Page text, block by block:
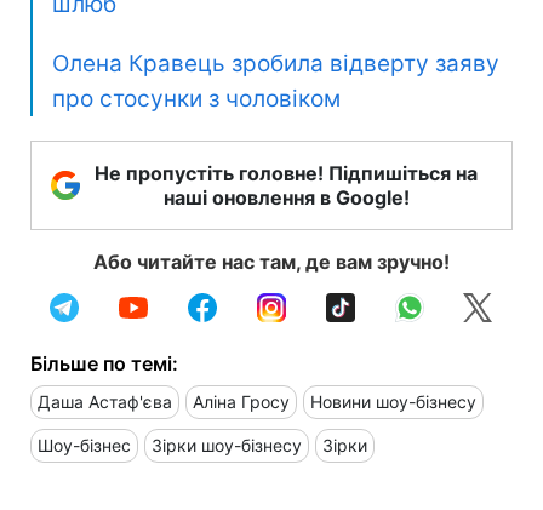
Олена Кравець зробила відверту заяву
про стосунки з чоловіком
Не пропустіть головне! Підпишіться на
наші оновлення в Google!
Або читайте нас там, де вам зручно!
Більше по темі:
Даша Астаф'єва Аліна Гросу Новини шоу-бізнесу
Шоу-бізнес Зірки шоу-бізнесу Зірки